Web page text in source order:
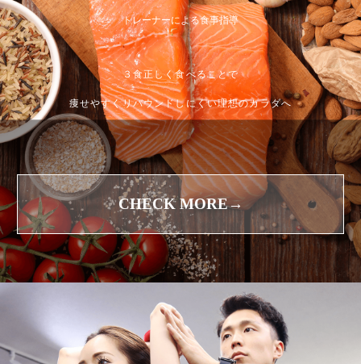
トレーナーによる食事指導
３食正しく食べることで
痩せやすくリバウンドしにくい理想のカラダへ
CHECK MORE→